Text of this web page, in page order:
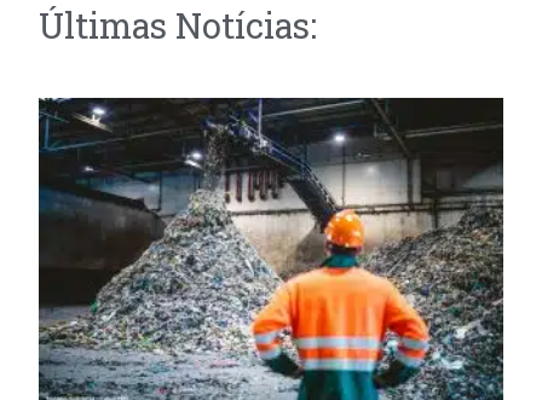
Últimas Notícias: